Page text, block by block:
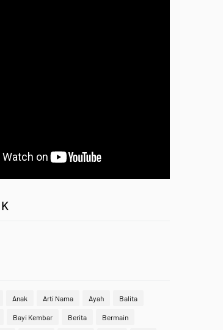
Anak Arti Nama Ayah Balita
Bayi Kembar Berita Bermain